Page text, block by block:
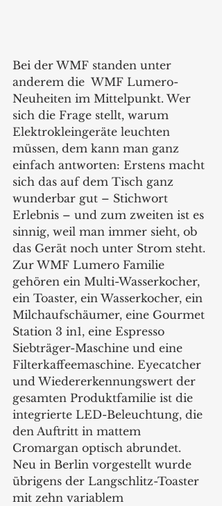
Bei der WMF standen unter
anderem die  WMF Lumero-
Neuheiten im Mittelpunkt. Wer
sich die Frage stellt, warum
Elektrokleingeräte leuchten
müssen, dem kann man ganz
einfach antworten: Erstens macht
sich das auf dem Tisch ganz
wunderbar gut – Stichwort
Erlebnis – und zum zweiten ist es
sinnig, weil man immer sieht, ob
das Gerät noch unter Strom steht.
Zur WMF Lumero Familie
gehören ein Multi-Wasserkocher,
ein Toaster, ein Wasserkocher, ein
Milchaufschäumer, eine Gourmet
Station 3 in1, eine Espresso
Siebträger-Maschine und eine
Filterkaffeemaschine. Eyecatcher
und Wiedererkennungswert der
gesamten Produktfamilie ist die
integrierte LED-Beleuchtung, die
den Auftritt in mattem
Cromargan optisch abrundet.
Neu in Berlin vorgestellt wurde
übrigens der Langschlitz-Toaster
mit zehn variablem